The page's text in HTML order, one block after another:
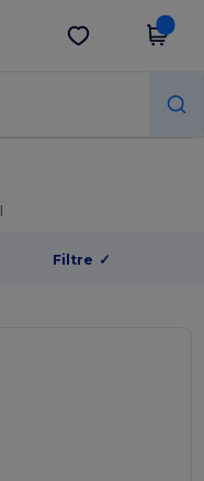
Obtenir l'appli
Filtre ✓